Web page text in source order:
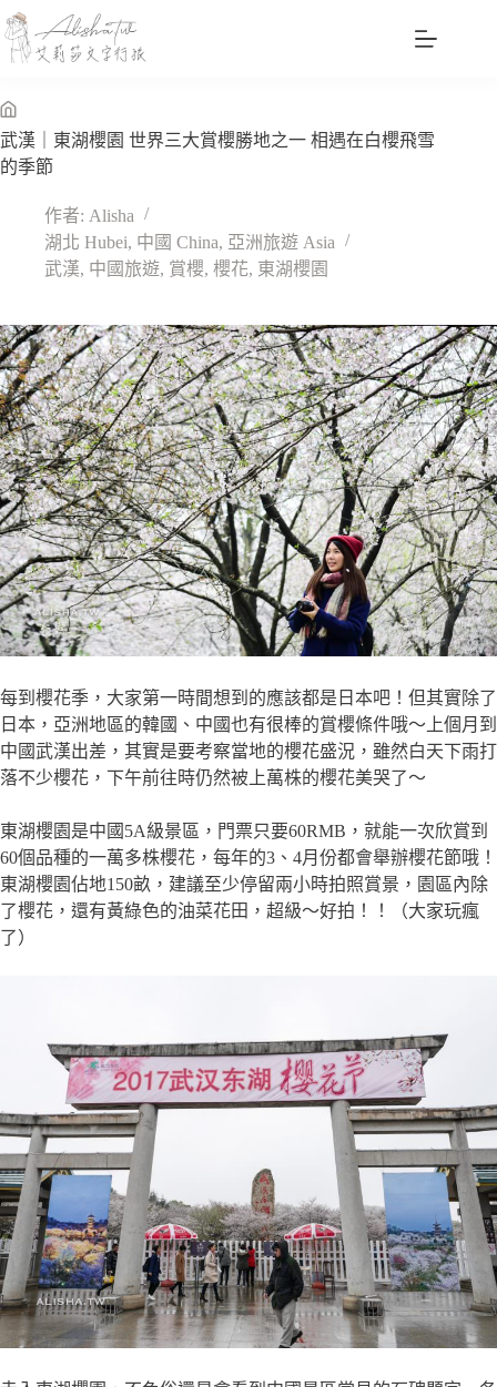
跳
至
主
內
容
無
標
武漢｜東湖櫻園 世界三大賞櫻勝地之一 相遇在白櫻飛雪
的季節
作者: Alisha
湖北 Hubei, 中國 China, 亞洲旅遊 Asia
武漢, 中國旅遊, 賞櫻, 櫻花, 東湖櫻園
每到櫻花季，大家第一時間想到的應該都是日本吧！但其實除了
日本，亞洲地區的韓國、中國也有很棒的賞櫻條件哦～上個月到
中國武漢出差，其實是要考察當地的櫻花盛況，雖然白天下雨打
落不少櫻花，下午前往時仍然被上萬株的櫻花美哭了～
東湖櫻園是中國5A級景區，門票只要60RMB，就能一次欣賞到
60個品種的一萬多株櫻花，每年的3、4月份都會舉辦櫻花節哦！
東湖櫻園佔地150畝，建議至少停留兩小時拍照賞景，園區內除
了櫻花，還有黃綠色的油菜花田，超級～好拍！！（大家玩瘋
了）